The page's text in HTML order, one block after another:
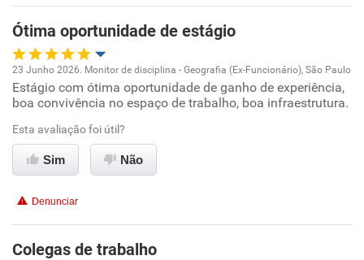
Ótima oportunidade de estágio
Oportunidade de promoção
Ambiente de trabalho
Conciliação com a vida familiar
Recomenda esta empresa
23 Junho 2026. Monitor de disciplina - Geografia (Ex-Funcionário), São Paulo
Estágio com ótima oportunidade de ganho de experiência,
boa convivência no espaço de trabalho, boa infraestrutura.
Esta avaliação foi útil?
Sim Não
Denunciar
Colegas de trabalho